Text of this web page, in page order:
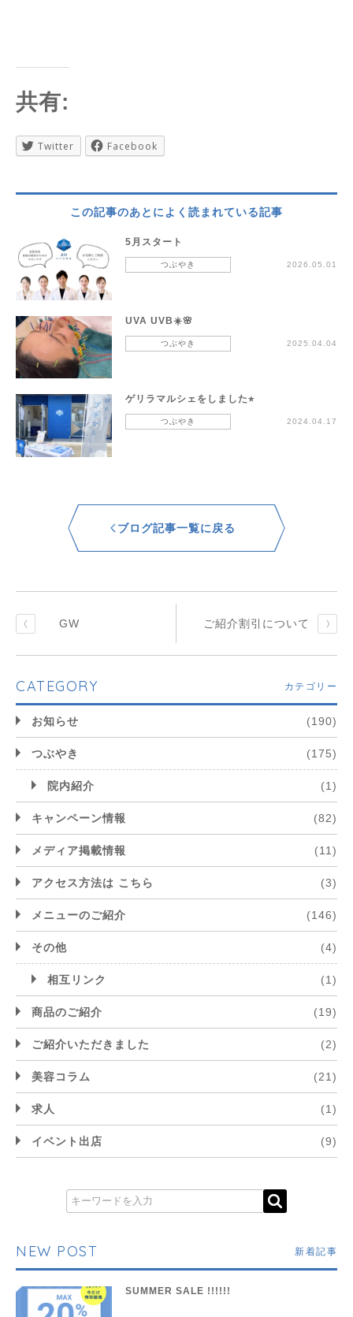
共有:
Twitter Facebook
この記事のあとによく読まれている記事
5月スタート
つぶやき 2026.05.01
UVA UVB☀️🌸
つぶやき 2025.04.04
ゲリラマルシェをしました⭐︎
つぶやき 2024.04.17
ブログ記事一覧に戻る
GW ご紹介割引について
CATEGORY カテゴリー
お知らせ (190)
つぶやき (175)
院内紹介 (1)
キャンペーン情報 (82)
メディア掲載情報 (11)
アクセス方法は こちら (3)
メニューのご紹介 (146)
その他 (4)
相互リンク (1)
商品のご紹介 (19)
ご紹介いただきました (2)
美容コラム (21)
求人 (1)
イベント出店 (9)
NEW POST 新着記事
SUMMER SALE !!!!!!